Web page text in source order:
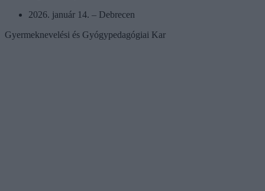
2026. január 14. – Debrecen
Gyermeknevelési és Gyógypedagógiai Kar